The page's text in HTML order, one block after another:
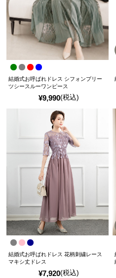
¥9,990(税込)
結婚式お呼ばれドレス シフォンプリー
ツシースルーワンピース
¥7,920(税込)
結婚式お呼ばれドレス 花柄刺繍レース
マキシ丈ドレス